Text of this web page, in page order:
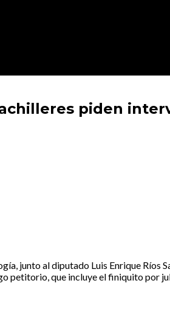
piden
junto al diputado Luis Enrique
petitorio, que incluye el finiquito por